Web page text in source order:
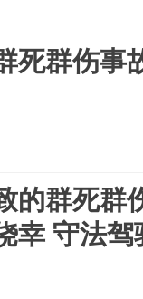
死群伤事
的群死群
幸 守法驾